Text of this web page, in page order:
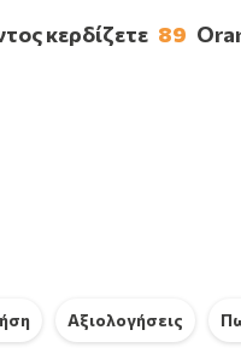
κερδίζετε 89
Αξιολογήσεις